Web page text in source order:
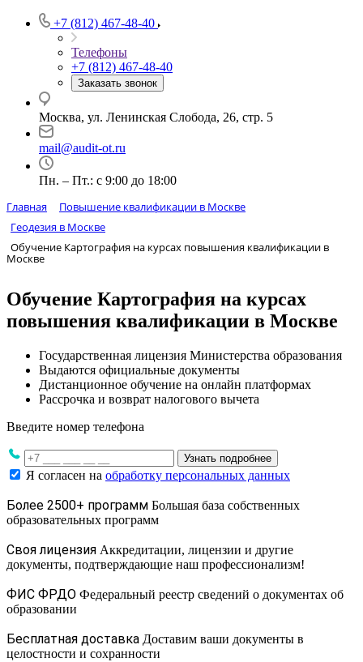
+7 (812) 467-48-40
Телефоны
+7 (812) 467-48-40
Заказать звонок
Москва, ул. Ленинская Слобода, 26, стр. 5
mail@audit-ot.ru
Пн. – Пт.: с 9:00 до 18:00
Главная
Повышение квалификации в Москве
Геодезия в Москве
Обучение Картография на курсах повышения квалификации в
Москве
Обучение Картография на курсах
повышения квалификации в Москве
Государственная лицензия Министерства образования
Выдаются официальные документы
Дистанционное обучение на онлайн платформах
Рассрочка и возврат налогового вычета
Введите номер телефона
Узнать подробнее
Я согласен на обработку персональных данных
Более 2500+ программ Большая база собственных
образовательных программ
Своя лицензия Аккредитации, лицензии и другие
документы, подтверждающие наш профессионализм!
ФИС ФРДО Федеральный реестр сведений о документах об
образовании
Бесплатная доставка Доставим ваши документы в
целостности и сохранности